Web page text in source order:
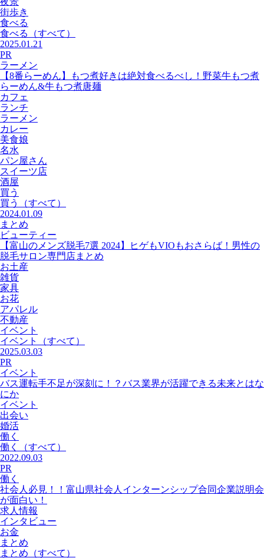
街歩き
食べる
食べる
（すべて）
2025.01.21
PR
ラーメン
【8番らーめん】もつ煮好きは絶対食べるべし！野菜牛もつ煮
らーめん&牛もつ煮唐麺
カフェ
ランチ
ラーメン
カレー
美食娘
名水
パン屋さん
スイーツ店
酒屋
買う
買う
（すべて）
2024.01.09
まとめ
ビューティー
【富山のメンズ脱毛7選 2024】ヒゲもVIOもおさらば！男性の
脱毛サロン専門店まとめ
お土産
雑貨
家具
お花
アパレル
不動産
イベント
イベント
（すべて）
2025.03.03
PR
イベント
バス運転手不足が深刻に！？バス業界が活躍できる未来とはな
にか
イベント
出会い
婚活
働く
働く
（すべて）
2022.09.03
PR
働く
社会人必見！！富山県社会人インターンシップ合同企業説明会
が面白い！
求人情報
インタビュー
お金
まとめ
まとめ （すべて）